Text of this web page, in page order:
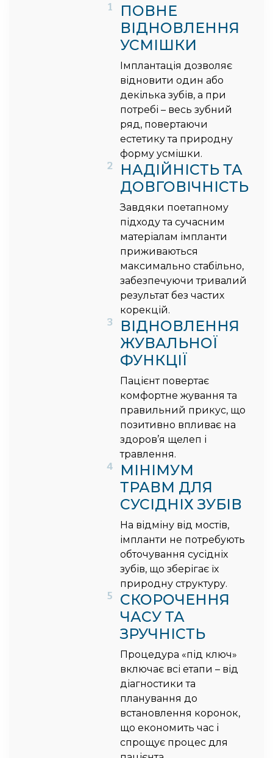
1
ПОВНЕ
ВІДНОВЛЕННЯ
УСМІШКИ
Імплантація дозволяє
відновити один або
декілька зубів, а при
потребі – весь зубний
ряд, повертаючи
естетику та природну
форму усмішки.
2
НАДІЙНІСТЬ ТА
ДОВГОВІЧНІСТЬ
Завдяки поетапному
підходу та сучасним
матеріалам імпланти
приживаються
максимально стабільно,
забезпечуючи тривалий
результат без частих
корекцій.
3
ВІДНОВЛЕННЯ
ЖУВАЛЬНОЇ
ФУНКЦІЇ
Пацієнт повертає
комфортне жування та
правильний прикус, що
позитивно впливає на
здоров’я щелеп і
травлення.
4
МІНІМУМ
ТРАВМ ДЛЯ
СУСІДНІХ ЗУБІВ
На відміну від мостів,
імпланти не потребують
обточування сусідніх
зубів, що зберігає їх
природну структуру.
5
СКОРОЧЕННЯ
ЧАСУ ТА
ЗРУЧНІСТЬ
Процедура «під ключ»
включає всі етапи – від
діагностики та
планування до
встановлення коронок,
що економить час і
спрощує процес для